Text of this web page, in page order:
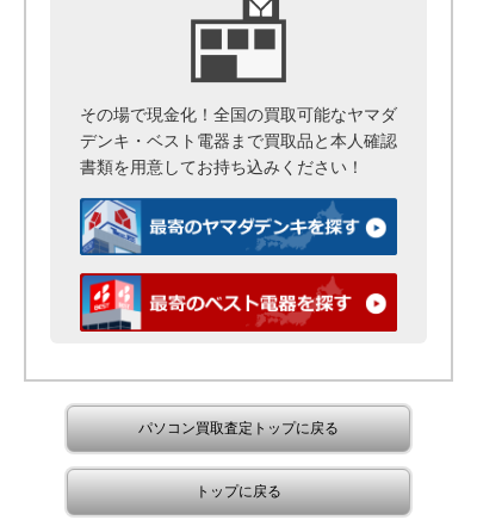
その場で現金化！全国の買取可能なヤマダ
デンキ・ベスト電器まで買取品と本人確認
書類を用意してお持ち込みください！
パソコン買取査定トップに戻る
トップに戻る